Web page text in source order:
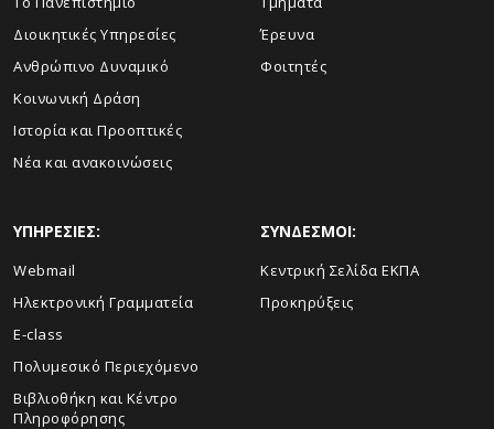
Διοικητικές Υπηρεσίες
Ανθρώπινο Δυναμικό
Κοινωνική Δράση
Ιστορία και Προοπτικές
Νέα και ανακοινώσεις
Έρευνα
Φοιτητές
ΥΠΗΡΕΣΙΕΣ:
Webmail
Ηλεκτρονική Γραμματεία
E-class
Πολυμεσικό Περιεχόμενο
Βιβλιοθήκη και Κέντρο
Πληροφόρησης
ΣΥΝΔΕΣΜΟΙ:
Κεντρική Σελίδα ΕΚΠΑ
Προκηρύξεις